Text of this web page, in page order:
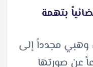
بتهمة
وهبي مجدداً إلى
عن صورتها